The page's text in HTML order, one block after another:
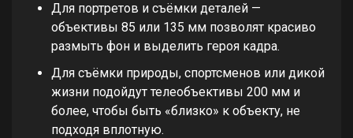
Для портретов и съёмки деталей —
объективы 85 или 135 мм позволят красиво
размыть фон и выделить героя кадра.
Для съёмки природы, спортсменов или дикой
жизни подойдут телеобъективы 200 мм и
более, чтобы быть «близко» к объекту, не
подходя вплотную.